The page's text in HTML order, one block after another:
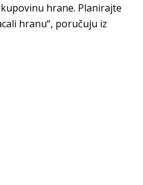
hrane. Planirajte
hranu“, poručuju iz